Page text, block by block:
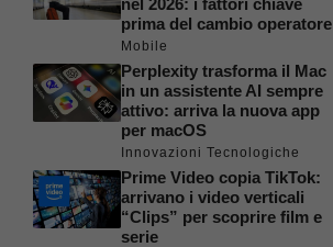
nel 2026: i fattori chiave
prima del cambio operatore
Mobile
Perplexity trasforma il Mac
in un assistente AI sempre
attivo: arriva la nuova app
per macOS
Innovazioni Tecnologiche
Prime Video copia TikTok:
arrivano i video verticali
“Clips” per scoprire film e
serie